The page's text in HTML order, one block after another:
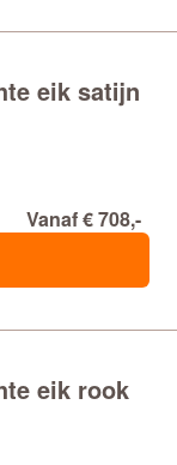
eik satijn
Vanaf € 708,-
eik rook